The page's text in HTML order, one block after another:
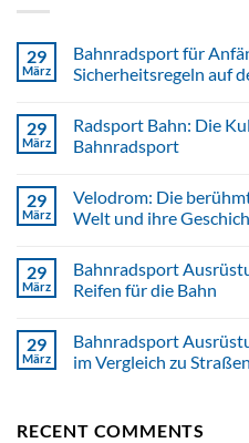
29
März
Bahnradsport für
Sicherheitsregeln auf
29
März
Radsport Bahn: Die
Bahnradsport
29
März
Velodrom: Die
Welt und ihre
29
März
Bahnradsport
Reifen für die Bahn
29
März
Bahnradsport
im Vergleich zu
RECENT COMMENTS